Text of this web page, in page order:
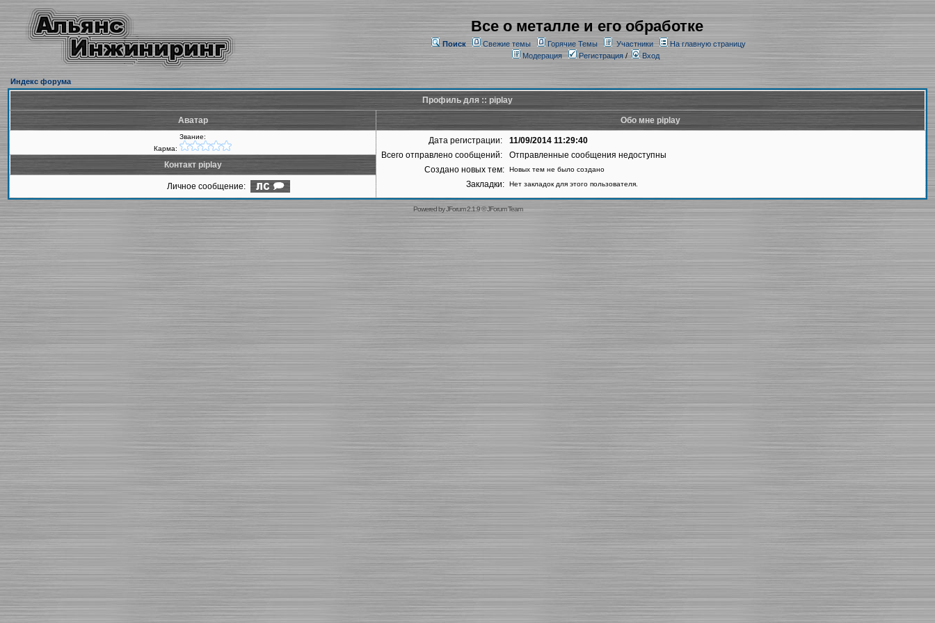
Все о металле и его обработке
Поиск Свежие темы Горячие Темы Участники
На главную страницу
Модерация
Регистрация/ Вход
Индекс форума
Профиль для :: piplay
Аватар Обо мне piplay
Звание:
Карма:
Дата регистрации:
11/09/2014 11:29:40
Всего отправлено сообщений:
Отправленные сообщения недоступны
Создано новых тем:
Новых тем не было создано
Закладки: Нет закладок для этого пользователя.
Контакт piplay
Личное сообщение:
Powered byJForum 2.1.9©JForum Team